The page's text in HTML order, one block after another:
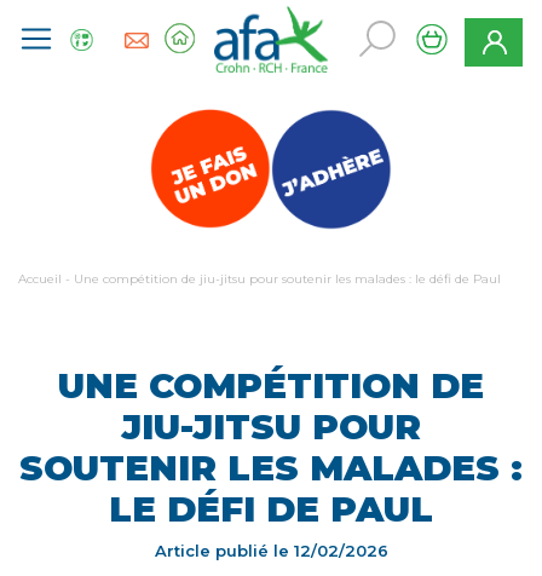
Accueil - Une compétition de jiu-jitsu pour soutenir les malades : le défi de Paul
UNE COMPÉTITION DE
JIU-JITSU POUR
SOUTENIR LES MALADES :
LE DÉFI DE PAUL
Article publié le 12/02/2026